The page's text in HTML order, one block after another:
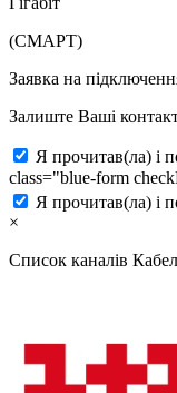
(СМАРТ)
Заявка на
Залиште Ваші
Я прочитав(ла) і
class="blue-form
Я прочитав(ла) і
×
Список каналів